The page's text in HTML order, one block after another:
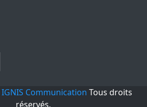
IGNIS Communication Tous droits
réservés.